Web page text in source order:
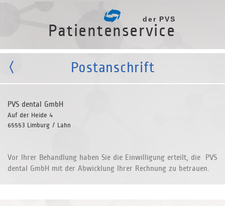
Patientenservice
der PVS
Postanschrift
PVS dental GmbH
Auf der Heide 4
65553 Limburg / Lahn
Vor Ihrer Behandlung haben Sie die Einwilligung erteilt, die PVS
dental GmbH mit der Abwicklung Ihrer Rechnung zu betrauen.